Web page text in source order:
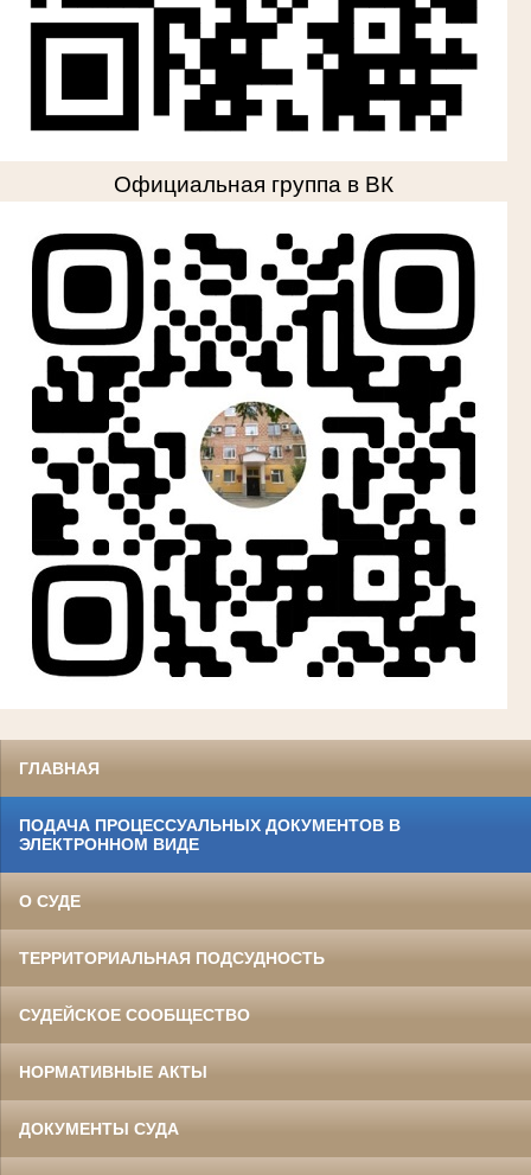
Официальная группа в ВК
ГЛАВНАЯ
ПОДАЧА ПРОЦЕССУАЛЬНЫХ ДОКУМЕНТОВ В
ЭЛЕКТРОННОМ ВИДЕ
О СУДЕ
ТЕРРИТОРИАЛЬНАЯ ПОДСУДНОСТЬ
СУДЕЙСКОЕ СООБЩЕСТВО
НОРМАТИВНЫЕ АКТЫ
ДОКУМЕНТЫ СУДА